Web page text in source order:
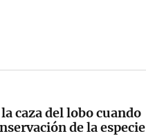
caza del lobo cuando
de la especie